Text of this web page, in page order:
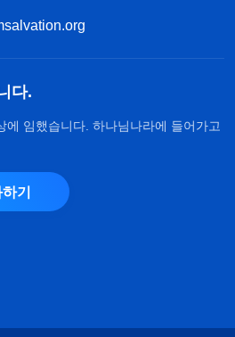
다.
에 임했습니다. 하나님나라에 들어가고
기